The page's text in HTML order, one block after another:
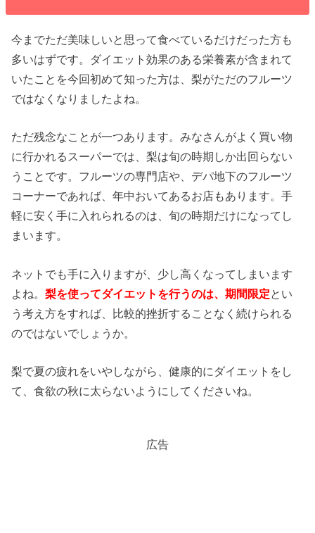
今までただ美味しいと思って食べているだけだった方も
多いはずです。ダイエット効果のある栄養素が含まれて
いたことを今回初めて知った方は、梨がただのフルーツ
ではなくなりましたよね。
ただ残念なことが一つあります。みなさんがよく買い物
に行かれるスーパーでは、梨は旬の時期しか出回らない
うことです。フルーツの専門店や、デパ地下のフルーツ
コーナーであれば、年中おいてあるお店もあります。手
軽に安く手に入れられるのは、旬の時期だけになってし
まいます。
ネットでも手に入りますが、少し高くなってしまいます
よね。梨を使ってダイエットを行うのは、期間限定 とい
う考え方をすれば、比較的挫折することなく続けられる
のではないでしょうか。
梨で夏の疲れをいやしながら、健康的にダイエットをし
て、食欲の秋に太らないようにしてくださいね。
広告